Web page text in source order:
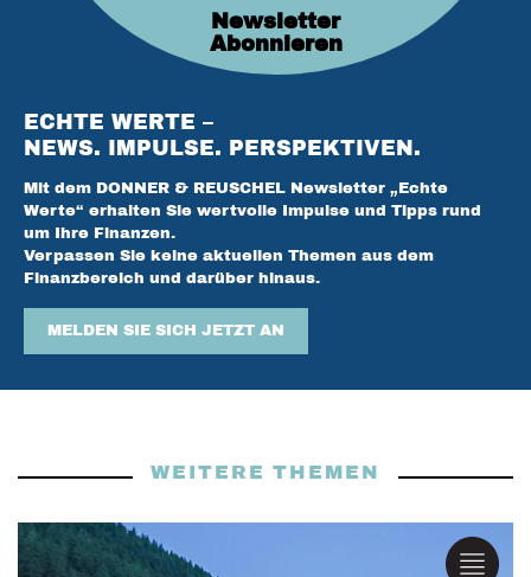
ECHTE WERTE –
NEWS. IMPULSE. PERSPEKTIVEN.
Mit dem DONNER & REUSCHEL Newsletter „Echte
Werte“ erhalten Sie wertvolle Impulse und Tipps rund
um Ihre Finanzen.
Verpassen Sie keine aktuellen Themen aus dem
Finanzbereich und darüber hinaus.
MELDEN SIE SICH JETZT AN
Newsletter
Abonnieren
WEITERE THEMEN